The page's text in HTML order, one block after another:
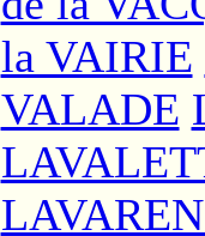
la VAIRIE
VALADE